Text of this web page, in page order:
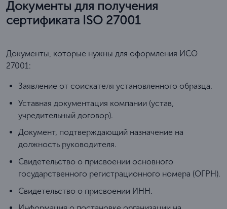
Документы для получения
сертификата ISO 27001
Документы, которые нужны для оформления ИСО
27001:
Заявление от соискателя установленного образца.
Уставная документация компании (устав,
учредительный договор).
Документ, подтверждающий назначение на
должность руководителя.
Свидетельство о присвоении основного
государственного регистрационного номера (ОГРН).
Свидетельство о присвоении ИНН.